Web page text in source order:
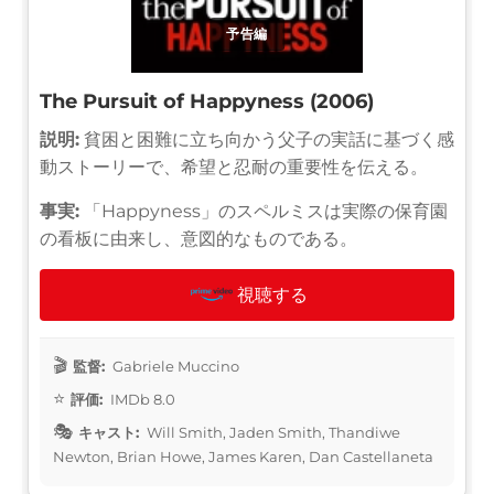
予告編
The Pursuit of Happyness (2006)
説明: 貧困と困難に立ち向かう父子の実話に基づく感
動ストーリーで、希望と忍耐の重要性を伝える。
事実: 「Happyness」のスペルミスは実際の保育園
の看板に由来し、意図的なものである。
視聴する
監督: Gabriele Muccino
評価: IMDb 8.0
キャスト: Will Smith, Jaden Smith, Thandiwe
Newton, Brian Howe, James Karen, Dan Castellaneta